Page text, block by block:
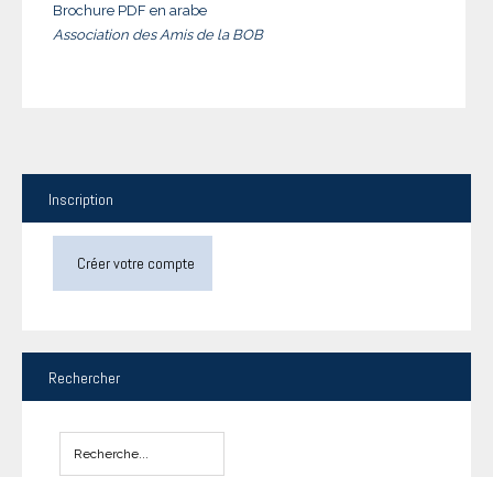
Brochure PDF en arabe
Association des Amis de la BOB
Inscription
Créer votre compte
Rechercher